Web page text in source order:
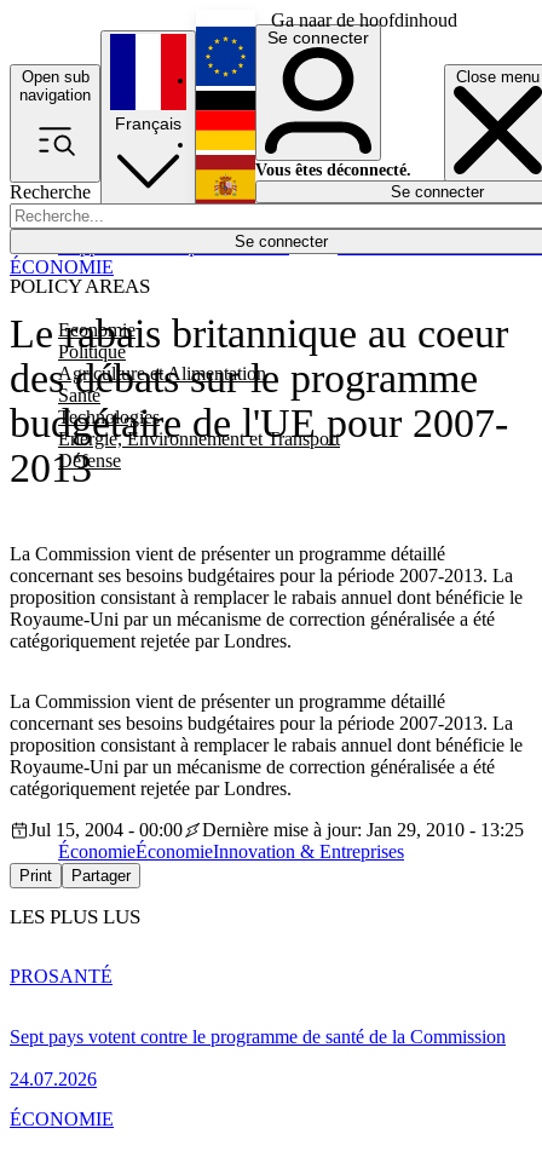
Ga naar de hoofdinhoud
Open sub
navigation
Close menu
Recherche
Se connecter
POLICY AREAS
Economie
Politique
Agriculture et Alimentation
Santé
Technologies
Energie, Environnement et Transport
Défense
Économie
Français
English
Deutsch
Español
Se connecter
Vous êtes déconnecté.
Se connecter
Le rabais britannique au coeur
des débats sur le programme
budgétaire de l'UE pour 2007-
2013
La Commission vient de présenter un programme détaillé
concernant ses besoins budgétaires pour la période 2007-2013. La
proposition consistant à remplacer le rabais annuel dont bénéficie le
Royaume-Uni par un mécanisme de correction généralisée a été
catégoriquement rejetée par Londres.
ÉCONOMIE
La Commission vient de présenter un programme détaillé
concernant ses besoins budgétaires pour la période 2007-2013. La
proposition consistant à remplacer le rabais annuel dont bénéficie le
Royaume-Uni par un mécanisme de correction généralisée a été
catégoriquement rejetée par Londres.
Jul 15, 2004 - 00:00
Dernière mise à jour: Jan 29, 2010 - 13:25
ÉconomieÉconomieInnovation & Entreprises
Print Partager
LES PLUS LUS
Sept pays votent contre le programme de santé de la Commission
24.07.2026
PROSANTÉ
ÉCONOMIE